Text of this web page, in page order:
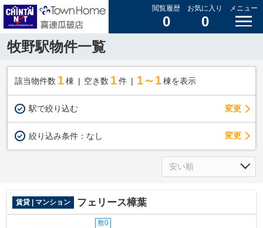
閲覧履歴
0
お気に入り
0
メニュー
牧野駅物件一覧
該当物件数 1棟 空き数 1 件 1～1 棟を表示
駅で絞り込む 変更
絞り込み条件： なし 変更
賃貸 | マンション フェリース樟葉
敷0